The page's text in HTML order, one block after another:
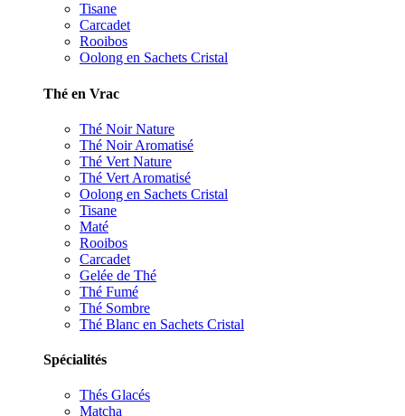
Tisane
Carcadet
Rooibos
Oolong en Sachets Cristal
Thé en Vrac
Thé Noir Nature
Thé Noir Aromatisé
Thé Vert Nature
Thé Vert Aromatisé
Oolong en Sachets Cristal
Tisane
Maté
Rooibos
Carcadet
Gelée de Thé
Thé Fumé
Thé Sombre
Thé Blanc en Sachets Cristal
Spécialités
Thés Glacés
Matcha